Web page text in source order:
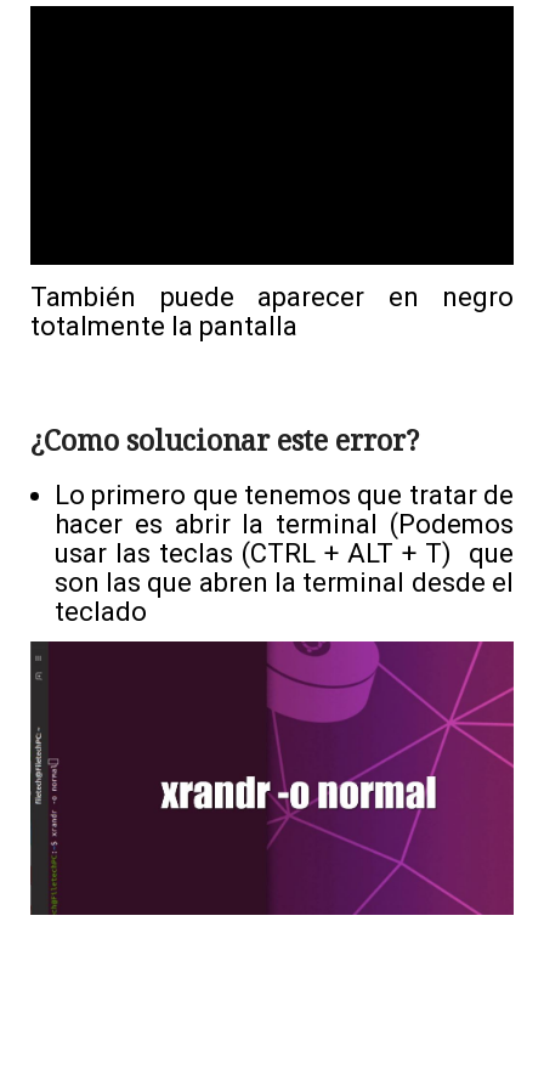
También puede aparecer en negro
totalmente la pantalla
¿Como solucionar este error?
Lo primero que tenemos que tratar de
hacer es abrir la terminal (Podemos
usar las teclas (CTRL + ALT + T) que
son las que abren la terminal desde el
teclado